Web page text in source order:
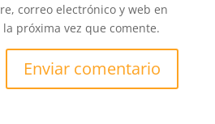
correo electrónico y web en
próxima vez que comente.